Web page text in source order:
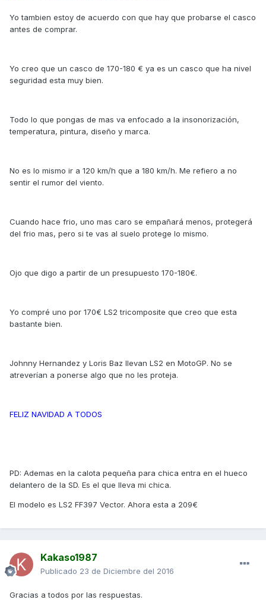
Yo tambien estoy de acuerdo con que hay que probarse el casco
antes de comprar.
Yo creo que un casco de 170-180 € ya es un casco que ha nivel
seguridad esta muy bien.
Todo lo que pongas de mas va enfocado a la insonorización,
temperatura, pintura, diseño y marca.
No es lo mismo ir a 120 km/h que a 180 km/h. Me refiero a no
sentir el rumor del viento.
Cuando hace frio, uno mas caro se empañará menos, protegerá
del frio mas, pero si te vas al suelo protege lo mismo.
Ojo que digo a partir de un presupuesto 170-180€.
Yo compré uno por 170€ LS2 tricomposite que creo que esta
bastante bien.
Johnny Hernandez y Loris Baz llevan LS2 en MotoGP. No se
atreverían a ponerse algo que no les proteja.
FELIZ NAVIDAD A TODOS
PD: Ademas en la calota pequeña para chica entra en el hueco
delantero de la SD. Es el que lleva mi chica.
El modelo es LS2 FF397 Vector. Ahora esta a 209€
Kakaso1987
Publicado 23 de Diciembre del 2016
Gracias a todos por las respuestas.